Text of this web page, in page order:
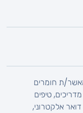
ת חומרים
טיפים
אלקטרוני,